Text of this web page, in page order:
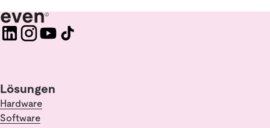
Lösungen
Hardware
Software